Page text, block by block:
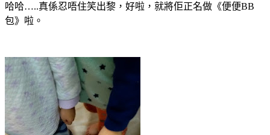
哈哈…..真係忍唔住笑出黎，好啦，就將佢正名做《便便BB
包》啦。